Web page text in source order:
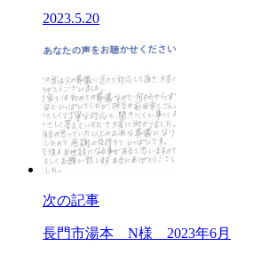
2023.5.20
次の記事
長門市湯本 N様 2023年6月